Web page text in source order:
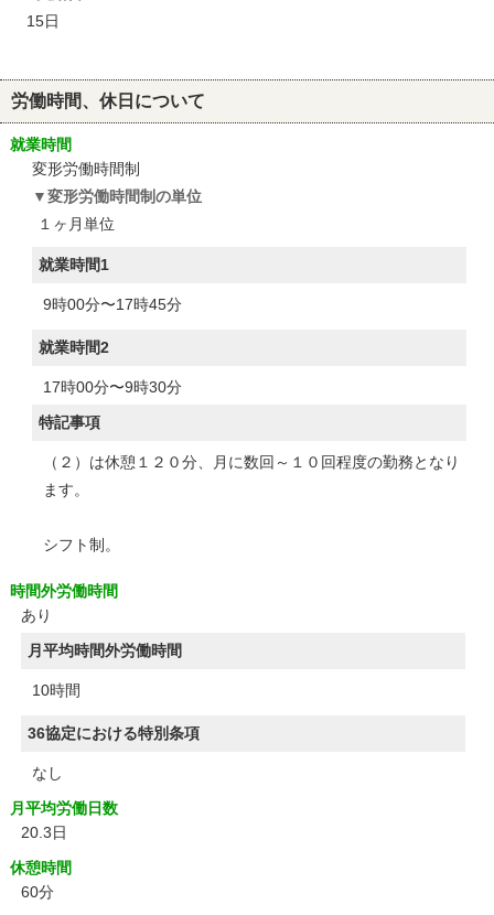
15日
労働時間、休日について
就業時間
変形労働時間制
変形労働時間制の単位
１ヶ月単位
就業時間1
9時00分〜17時45分
就業時間2
17時00分〜9時30分
特記事項
（２）は休憩１２０分、月に数回～１０回程度の勤務となり
ます。
シフト制。
時間外労働時間
あり
月平均時間外労働時間
10時間
36協定における特別条項
なし
月平均労働日数
20.3日
休憩時間
60分